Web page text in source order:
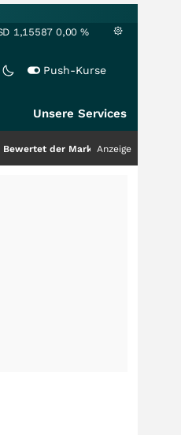
1,15587 0,00 %
Push-Kurse
Unsere Services
Markt noch immer nur die Hälfte
Anzeige